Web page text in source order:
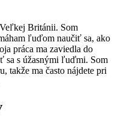
Británii. Som
ľuďom naučiť sa, ako
práca ma zaviedla do
sa s úžasnými ľuďmi. Som
takže ma často nájdete pri